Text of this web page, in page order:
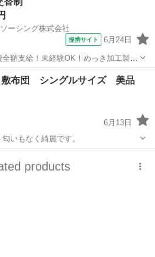
ーシング株式会社
提携サイト 6月24日
額支給！未経験OK！めっき加工製品
事について 各種めっ
変更、就業場所の
その他
布団 シングルサイズ 美品
6月13日
いもなく綺麗です。